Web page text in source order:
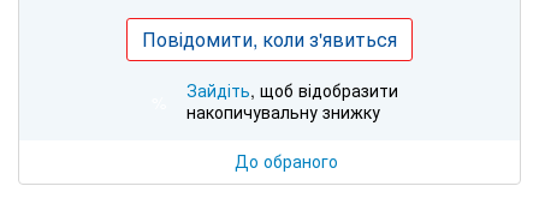
Повідомити, коли з'явиться
Зайдіть, щоб відобразити
накопичувальну знижку
До обраного